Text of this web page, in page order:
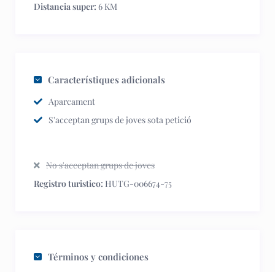
Distancia super: 6 KM
Característiques adicionals
Aparcament
S'acceptan grups de joves sota petició
No s'acceptan grups de joves
Registro turistico: HUTG-006674-75
Términos y condiciones